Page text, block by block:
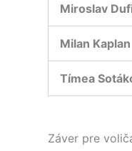
Miroslav
Milan Kaplan
Tímea
Záver pre